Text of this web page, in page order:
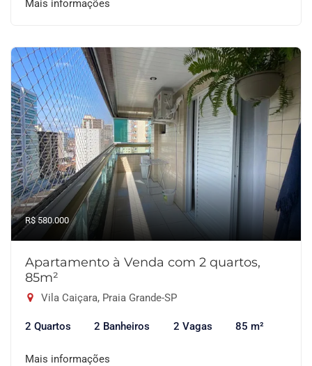
Mais informações
R$ 580.000
Apartamento à Venda com 2 quartos,
85m²
Vila Caiçara, Praia Grande-SP
2 Quartos 2 Banheiros 2 Vagas 85 m²
Mais informações